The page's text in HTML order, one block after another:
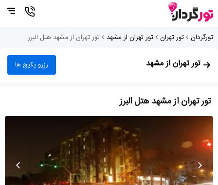
تورگردان تور تهران تور تهران از مشهد تور تهران از مشهد هتل البرز
تور تهران از مشهد رزرو پکیج ها
تور تهران از مشهد هتل البرز